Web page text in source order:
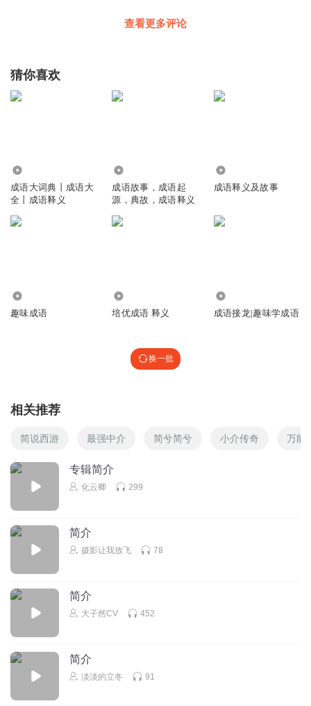
查看更多评论
猜你喜欢
成语大词典丨成语大
全丨成语释义
成语故事，成语起
源，典故，成语释义
成语释义及故事
趣味成语 培优成语 释义 成语接龙|趣味学成语
换一批
相关推荐
简说西游 最强中介 简兮简兮 小介传奇 万能
专辑简介
化云卿 299
简介
摄影让我放飞 78
简介
大子然CV 452
简介
淡淡的立冬 91